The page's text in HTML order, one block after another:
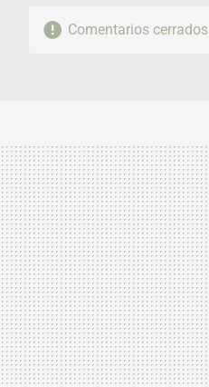
Comentarios cerrados